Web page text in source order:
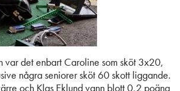
var det enbart Caroline som sköt 3x20,
några seniorer sköt 60 skott liggande.
och Klas Eklund vann blott 0,2 poäng